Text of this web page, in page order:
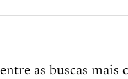
as buscas mais